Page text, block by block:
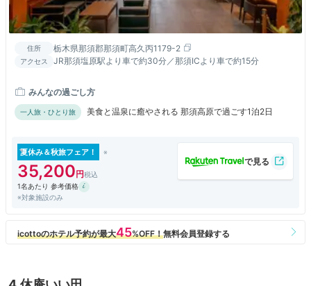
住所 栃木県那須郡那須町高久丙1179-2
アクセス JR那須塩原駅より車で約30分／那須ICより車で約15分
みんなの過ごし方
一人旅・ひとり旅 美食と温泉に癒やされる 那須高原で過ごす1泊2日
夏休み＆秋旅フェア！
35,200
1名あたり 参考価格
※対象施設のみ